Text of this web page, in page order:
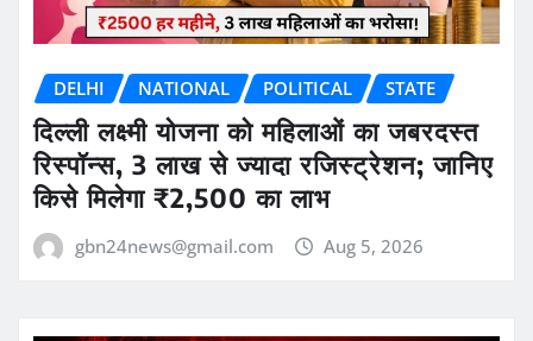
DELHI NATIONAL POLITICAL STATE
दिल्ली लक्ष्मी योजना को महिलाओं का जबरदस्त
रिस्पॉन्स, 3 लाख से ज्यादा रजिस्ट्रेशन; जानिए
किसे मिलेगा ₹2,500 का लाभ
gbn24news@gmail.com Aug 5, 2026